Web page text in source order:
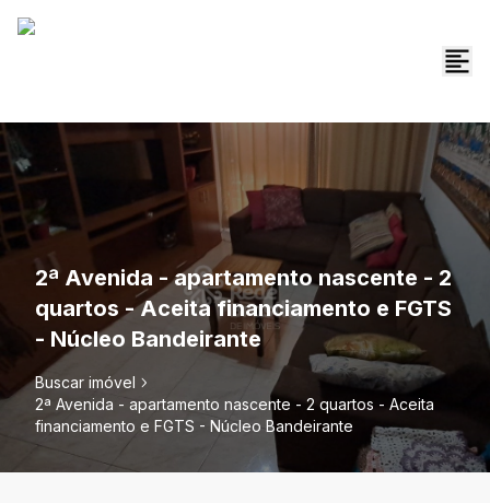
2ª Avenida - apartamento nascente - 2
quartos - Aceita financiamento e FGTS
- Núcleo Bandeirante
Buscar imóvel
2ª Avenida - apartamento nascente - 2 quartos - Aceita
financiamento e FGTS - Núcleo Bandeirante